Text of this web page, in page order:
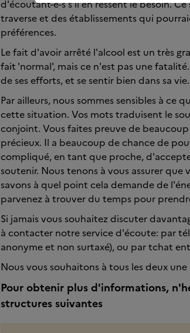
d'écoutant-e-s s'il en ressent le besoin.
traverse et des établissements qui
préférences.
Le fait d'avoir arrêté l'alcool est un très
fait 'normal', mais ce n'est pas une
de ses efforts, et se sentir bien dans sa vie.
Par ailleurs, nous sommes sensibles à ce
cette situation. Vos mots traduisent le
conjoint. Vous faites preuve de
précieux. Il a beaucoup de chance de
compliqué, en tant que proche,
soutenir. Nous tenons à vous assurer
savons à quel point cela demande de
parvenez à trouver du temps pour
Si jamais vous souhaitez discuter
à contacter notre service d'écoute: par
anonyme et non surtaxé), ou par tchat
Nous vous souhaitons à tous les deux
Pour obtenir plus d'informations,
structures suivantes